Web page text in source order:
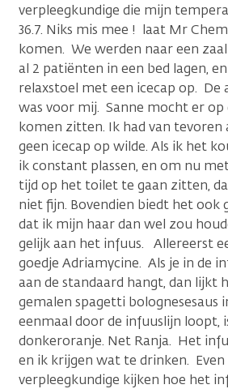
verpleegkundige die mijn
36.7. Niks mis mee ! laat Mr
komen. We werden naar een
al 2 patiënten in een bed lagen,
relaxstoel met een icecap op. De
was voor mij. Sanne mocht er op
komen zitten. Ik had van tevoren
geen icecap op wilde. Als ik het
ik constant plassen, en om nu
tijd op het toilet te gaan zitten,
niet fijn. Bovendien biedt het ook
dat ik mijn haar dan wel zou
gelijk aan het infuus. Allereerst
goedje Adriamycine. Als je in de
aan de standaard hangt, dan lijkt
gemalen spagetti bolognesesaus
eenmaal door de infuuslijn loopt,
donkeroranje. Net Ranja. Het
en ik krijgen wat te drinken.
verpleegkundige kijken hoe het